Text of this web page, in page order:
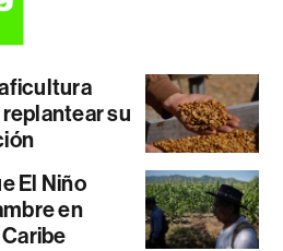
su
El Niño
en